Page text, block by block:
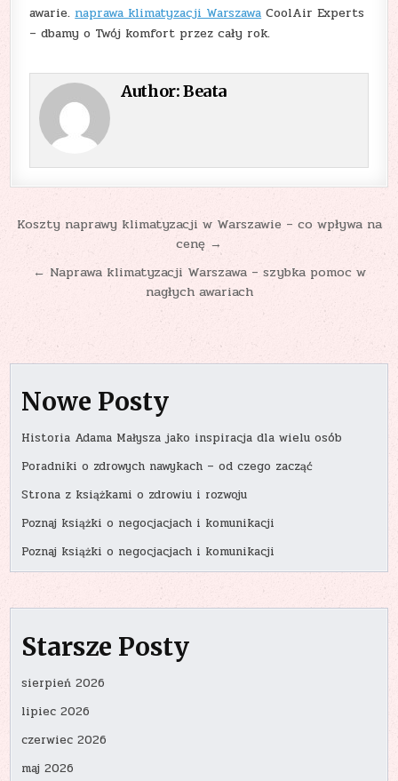
awarie. naprawa klimatyzacji Warszawa CoolAir Experts
– dbamy o Twój komfort przez cały rok.
Author:Beata
Nawigacja
wpisu
Koszty naprawy klimatyzacji w Warszawie – co wpływa na
cenę →
← Naprawa klimatyzacji Warszawa – szybka pomoc w
nagłych awariach
Nowe Posty
Historia Adama Małysza jako inspiracja dla wielu osób
Poradniki o zdrowych nawykach – od czego zacząć
Strona z książkami o zdrowiu i rozwoju
Poznaj książki o negocjacjach i komunikacji
Poznaj książki o negocjacjach i komunikacji
Starsze Posty
sierpień 2026
lipiec 2026
czerwiec 2026
maj 2026